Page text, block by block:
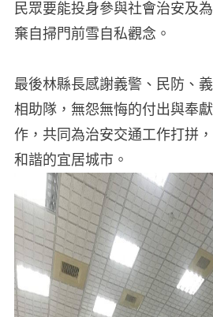
民眾要能投身參與社會治安及
棄自掃門前雪自私觀念。
最後林縣長感謝義警、民防、
相助隊，無怨無悔的付出與奉
作，共同為治安交通工作打拼
和諧的宜居城市。